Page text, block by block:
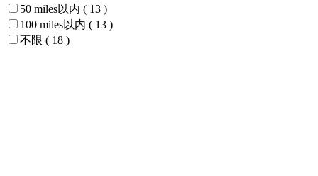
50 miles以内 ( 13 )
100 miles以内 ( 13 )
不限 ( 18 )